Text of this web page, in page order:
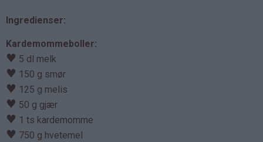
Ingredienser:
Kardemommeboller:
♥ 5 dl melk
♥ 150 g smør
♥ 125 g melis
♥ 50 g gjær
♥ 1 ts kardemomme
♥ 750 g hvetemel